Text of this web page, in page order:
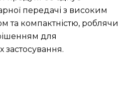
передачі з високим
та компактністю, роблячи
для